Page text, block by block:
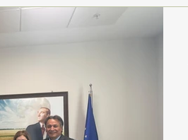
İLETİŞİM
BİLİM VE TEKNOLOJİ